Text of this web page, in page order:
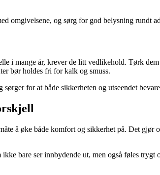
omgivelsene, og sørg for god belysning
i mange år, krever de litt vedlikehold. Tørk
bør holdes fri for kalk og smuss.
for at både sikkerheten og utseendet
å øke både komfort og sikkerhet på. Det
ikke bare ser innbydende ut, men også føles